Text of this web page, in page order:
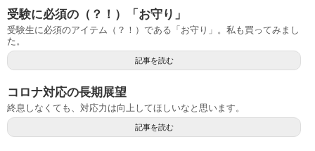
受験に必須の（？！）「お守り」
受験生に必須のアイテム（？！）である「お守り」。私も買ってみまし
た。
記事を読む
コロナ対応の長期展望
終息しなくても、対応力は向上してほしいなと思います。
記事を読む